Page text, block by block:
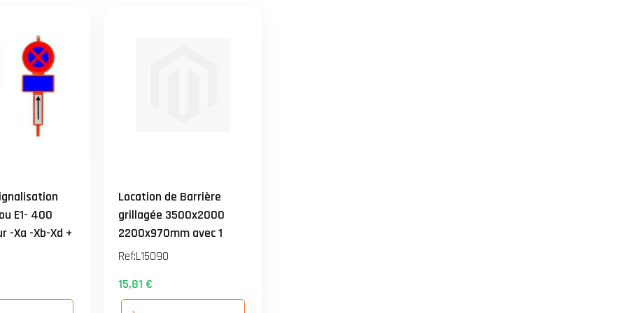
E1- 400
-Xa -Xb-Xd +
prix
Location de Barrière
grillagée 3500x2000
2200x970mm avec 1
Socle et 1 attache - prix
à 15 jours
Ref:L15090
15,81 €